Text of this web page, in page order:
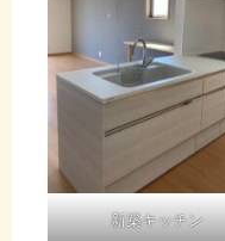
新築キッチン